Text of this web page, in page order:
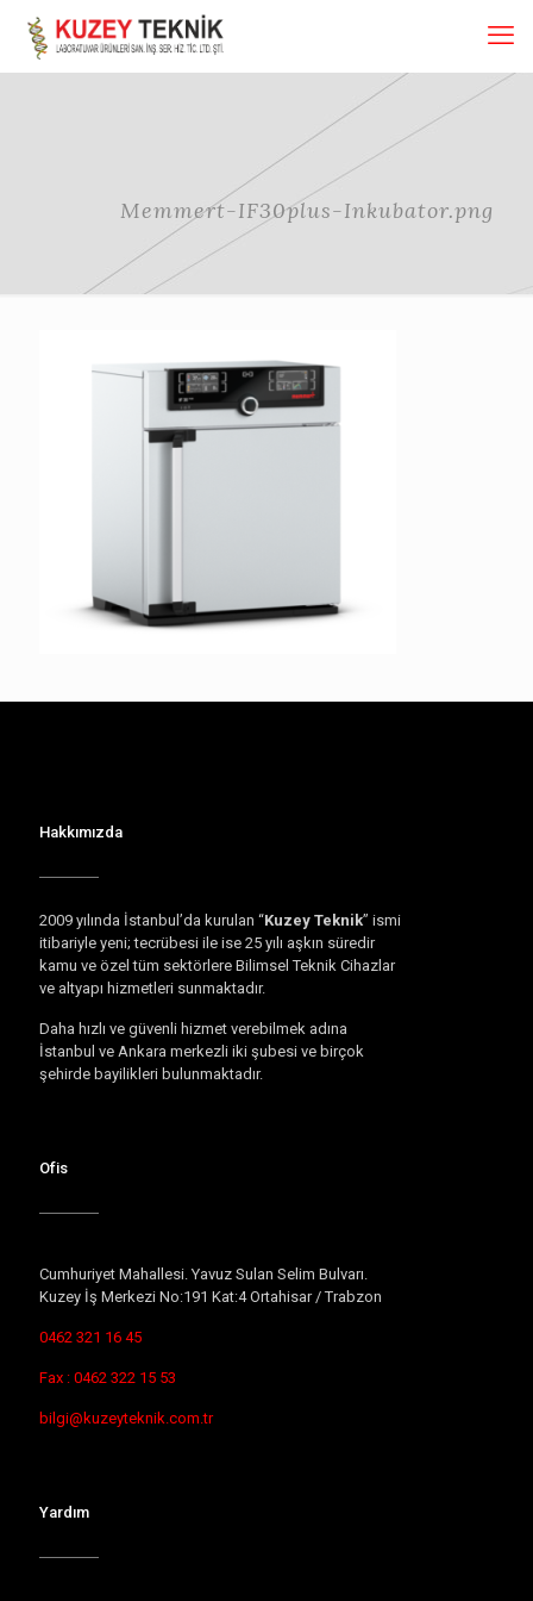
Memmert-IF30plus-Inkubator.png
Hakkımızda
2009 yılında İstanbul’da kurulan “Kuzey Teknik” ismi
itibariyle yeni; tecrübesi ile ise 25 yılı aşkın süredir
kamu ve özel tüm sektörlere Bilimsel Teknik Cihazlar
ve altyapı hizmetleri sunmaktadır.
Daha hızlı ve güvenli hizmet verebilmek adına
İstanbul ve Ankara merkezli iki şubesi ve birçok
şehirde bayilikleri bulunmaktadır.
Ofis
Cumhuriyet Mahallesi. Yavuz Sulan Selim Bulvarı.
Kuzey İş Merkezi No:191 Kat:4 Ortahisar / Trabzon
0462 321 16 45
Fax : 0462 322 15 53
bilgi@kuzeyteknik.com.tr
Yardım